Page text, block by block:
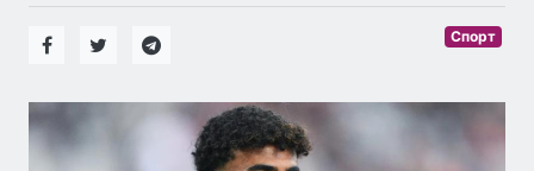
Спорт